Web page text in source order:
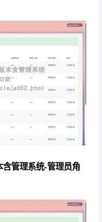
管理系统-管理员角